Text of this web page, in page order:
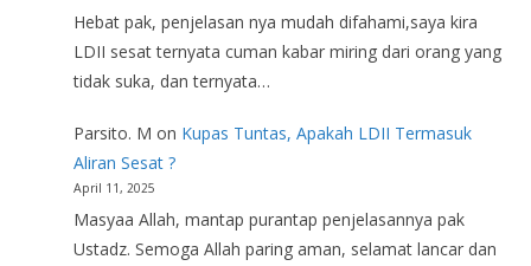
Hebat pak, penjelasan nya mudah difahami,saya kira
LDII sesat ternyata cuman kabar miring dari orang yang
tidak suka, dan ternyata…
Parsito. M on Kupas Tuntas, Apakah LDII Termasuk
Aliran Sesat ?
April 11, 2025
Masyaa Allah, mantap purantap penjelasannya pak
Ustadz. Semoga Allah paring aman, selamat lancar dan